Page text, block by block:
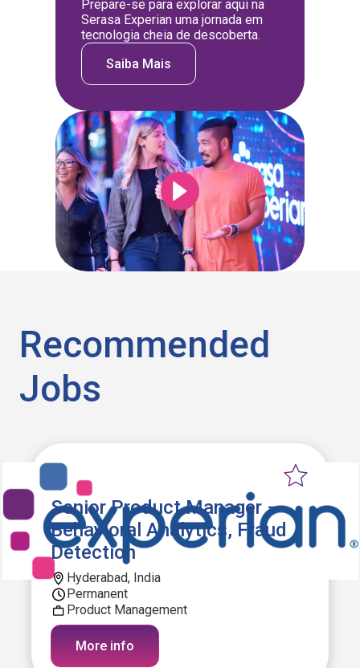
Prepare-se para explorar aqui na
Serasa Experian uma jornada em
tecnologia cheia de descoberta.
Saiba Mais
Recommended
Jobs
Senior Product Manager –
Behavioral Analytics, Fraud
Detection
Hyderabad, India
Permanent
Product Management
More info